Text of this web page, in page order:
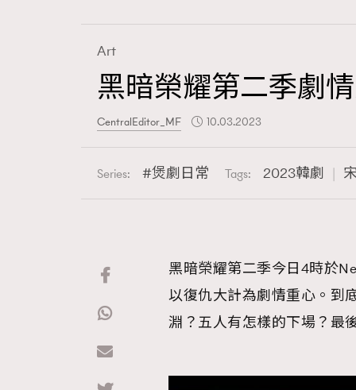
Fashion
Art
Wellness
Paris
Art
黑暗榮耀第二季劇
CentralEditor_MF 10.03.2023
Series: 煲劇日常 Tags: 2023韓劇
黑暗榮耀第二季今日4時於
以復仇大計為劇情重心。到
淵？五人有怎樣的下場？最